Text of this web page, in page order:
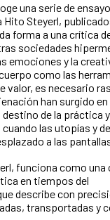
una serie de
Steyerl,
forma a una crítica
sociedades
emociones y la
como las
valor, es necesario
han surgido
de la práctica
las utopías y
a las
funciona como
en tiempos del
describe con
transportadas y